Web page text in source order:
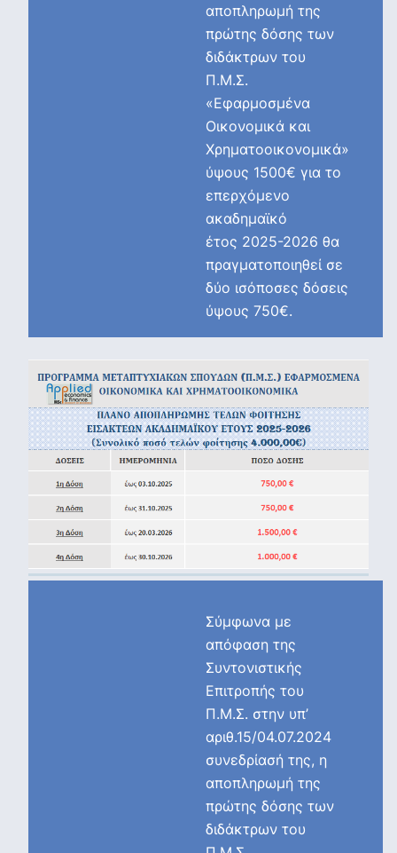
αποπληρωμή της
πρώτης δόσης των
διδάκτρων του
Π.Μ.Σ.
«Εφαρμοσμένα
Οικονομικά και
Χρηματοοικονομικά»
ύψους 1500€ για το
επερχόμενο
ακαδημαϊκό
έτος 2025-2026 θα
πραγματοποιηθεί σε
δύο ισόποσες δόσεις
ύψους 750€.
Σύμφωνα με
απόφαση της
Συντονιστικής
Επιτροπής του
Π.Μ.Σ. στην υπ’
αριθ.15/04.07.2024
συνεδρίασή της, η
αποπληρωμή της
πρώτης δόσης των
διδάκτρων του